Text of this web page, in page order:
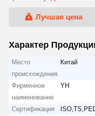
Лучшая цена
Характер
Место
происхождения
Китай
Фирменное
наименование
YH
Сертификация